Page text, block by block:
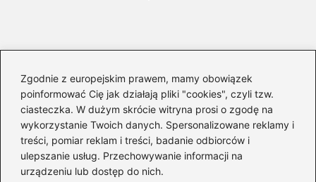
Zgodnie z europejskim prawem, mamy obowiązek
poinformować Cię jak działają pliki "cookies", czyli tzw.
ciasteczka. W dużym skrócie witryna prosi o zgodę na
wykorzystanie Twoich danych. Spersonalizowane reklamy i
treści, pomiar reklam i treści, badanie odbiorców i
ulepszanie usług. Przechowywanie informacji na
urządzeniu lub dostęp do nich.
Twój adres email nie zostanie opublikowany.
Wymagane pola są oznaczone*
Komentarz